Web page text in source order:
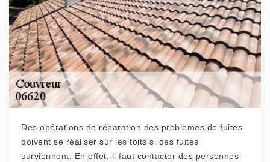
Des opérations de réparation des problèmes de fuites
doivent se réaliser sur les toits si des fuites
surviennent. En effet, il faut contacter des personnes